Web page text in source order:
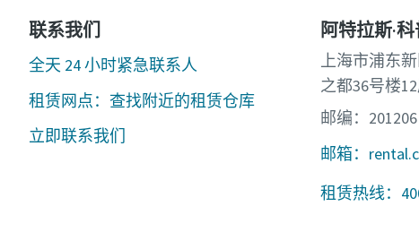
联系我们
全天 24 小时紧急联系人
租赁网点：查找附近的租赁仓库
立即联系我们
阿特拉斯·
上海市浦东
之都36号楼
邮编：201206
邮箱：
租赁热线：